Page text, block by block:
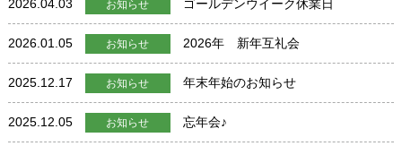
2026.04.03 お知らせ ゴールデンウイーク休業日
2026.01.05 お知らせ 2026年 新年互礼会
2025.12.17 お知らせ 年末年始のお知らせ
2025.12.05 お知らせ 忘年会♪